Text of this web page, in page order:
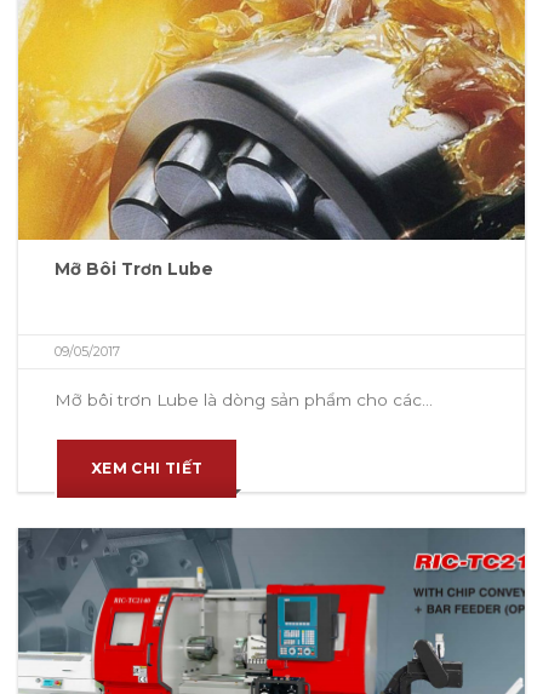
Mỡ Bôi Trơn Lube
09/05/2017
Mỡ bôi trơn Lube là dòng sản phẩm cho các...
XEM CHI TIẾT